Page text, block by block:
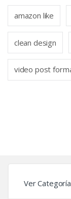
amazon like
clean design
video post
Ver